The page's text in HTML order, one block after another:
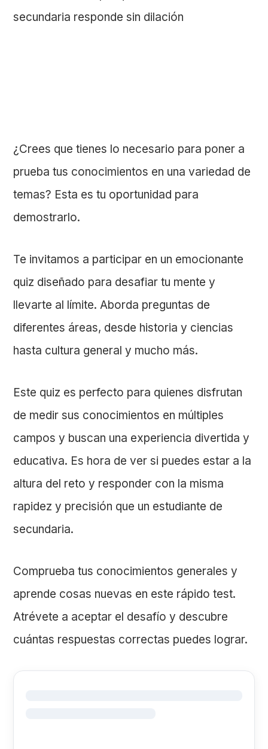
¿Crees que tienes lo necesario para poner a
prueba tus conocimientos en una variedad de
temas? Esta es tu oportunidad para
demostrarlo.
Te invitamos a participar en un emocionante
quiz diseñado para desafiar tu mente y
llevarte al límite. Aborda preguntas de
diferentes áreas, desde historia y ciencias
hasta cultura general y mucho más.
Este quiz es perfecto para quienes disfrutan
de medir sus conocimientos en múltiples
campos y buscan una experiencia divertida y
educativa. Es hora de ver si puedes estar a la
altura del reto y responder con la misma
rapidez y precisión que un estudiante de
secundaria.
Comprueba tus conocimientos generales y
aprende cosas nuevas en este rápido test.
Atrévete a aceptar el desafío y descubre
cuántas respuestas correctas puedes lograr.